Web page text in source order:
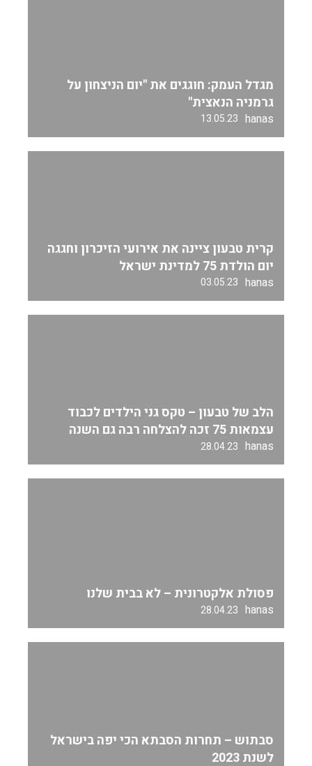
מגדל העמק: חוגגים את "יום הניצחון על
גרמניה הנאצית"
hanas
13.05.23
קרית טבעון ציינה את אירועי הזיכרון וחגגה
יום הולדת 75 למדינת ישראל
hanas
03.05.23
הלב של טבעון – טקס גני הילדים לכבוד
עצמאות 75 זכה להצלחה רבה גם השנה
hanas
28.04.23
פסולת אלקטרונית – לא בבית שלנו
hanas
28.04.23
סבתוש – תחרות הסבתא הכי יפה בישראל
לשנת 2023